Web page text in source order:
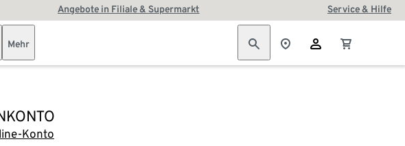
Angebote in Filiale & Supermarkt Service & Hilfe
Mehr
Konto